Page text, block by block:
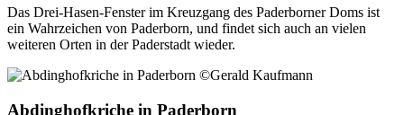
Das Drei-Hasen-Fenster im Kreuzgang des Paderborner Doms ist
ein Wahrzeichen von Paderborn, und findet sich auch an vielen
weiteren Orten in der Paderstadt wieder.
Abdinghofkriche in Paderborn